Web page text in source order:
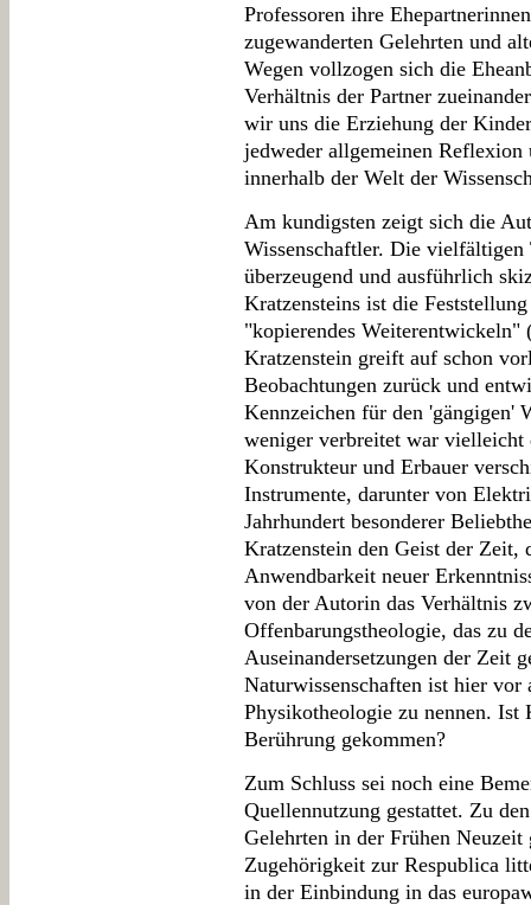
Professoren ihre
zugewanderten Gelehrten und
Wegen vollzogen sich die
Verhältnis der Partner
wir uns die Erziehung der
jedweder allgemeinen Reflexion
innerhalb der Welt der
Am kundigsten zeigt sich die
Wissenschaftler. Die
überzeugend und ausführlich
Kratzensteins ist die
"kopierendes Weiterentwickeln"
Kratzenstein greift auf schon
Beobachtungen zurück und
Kennzeichen für den 'gängigen'
weniger verbreitet war vielleicht
Konstrukteur und Erbauer
Instrumente, darunter von
Jahrhundert besonderer
Kratzenstein den Geist der Zeit,
Anwendbarkeit neuer
von der Autorin das Verhältnis
Offenbarungstheologie, das zu
Auseinandersetzungen der Zeit
Naturwissenschaften ist hier
Physikotheologie zu nennen. Ist
Berührung gekommen?
Zum Schluss sei noch eine
Quellennutzung gestattet. Zu
Gelehrten in der Frühen Neuzeit
Zugehörigkeit zur Respublica
in der Einbindung in das